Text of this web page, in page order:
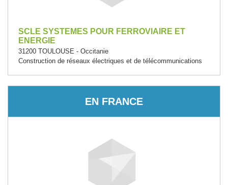
SCLE SYSTEMES POUR FERROVIAIRE ET
ENERGIE
31200 TOULOUSE - Occitanie
Construction de réseaux électriques et de télécommunications
EN FRANCE